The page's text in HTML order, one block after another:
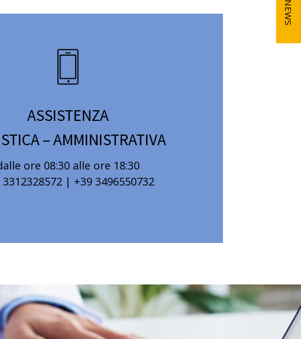
NEWS
ASSISTENZA
– AMMINISTRATIVA
ore 08:30 alle ore 18:30
3312328572 | +39 3496550732